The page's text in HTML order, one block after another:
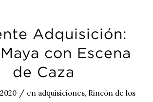
Adquisición:
con Escena
de Caza
/ en adquisiciones, Rincón de los